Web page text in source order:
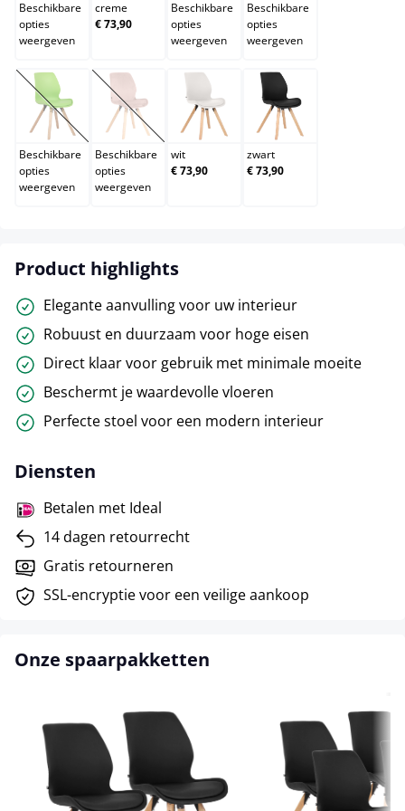
Beschikbare
opties
weergeven
creme
€ 73,90
Beschikbare
opties
weergeven
Beschikbare
opties
weergeven
groen
(Deze optie is momenteel niet beschikbaar.)
Beschikbare
opties
weergeven
roze
(Deze optie is momenteel niet beschikbaar.)
Beschikbare
opties
weergeven
wit
wit
€ 73,90
zwart
zwart
€ 73,90
Product highlights
Elegante aanvulling voor uw interieur
Robuust en duurzaam voor hoge eisen
Direct klaar voor gebruik met minimale moeite
Beschermt je waardevolle vloeren
Perfecte stoel voor een modern interieur
Diensten
Betalen met Ideal
14 dagen retourrecht
Gratis retourneren
SSL-encryptie voor een veilige aankoop
Onze spaarpakketten